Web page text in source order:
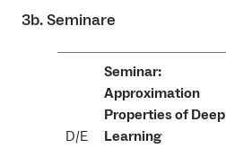
3b. Seminare
D/E
Seminar:
Approximation
Properties of Deep
Learning